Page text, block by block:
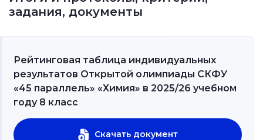
задания, документы
Рейтинговая таблица индивидуальных
результатов Открытой олимпиады СКФУ
«45 параллель» «Химия» в 2025/26 учебном
году 8 класс
Скачать документ